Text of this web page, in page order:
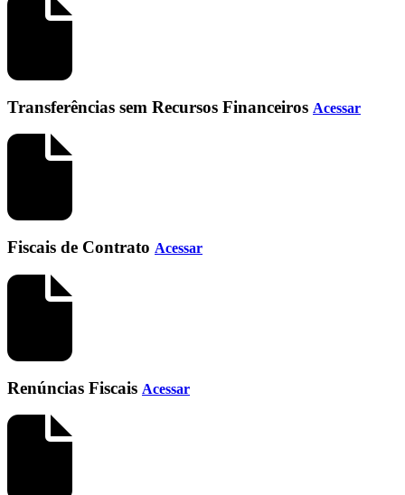
Transferências sem Recursos Financeiros Acessar
Fiscais de Contrato Acessar
Renúncias Fiscais Acessar